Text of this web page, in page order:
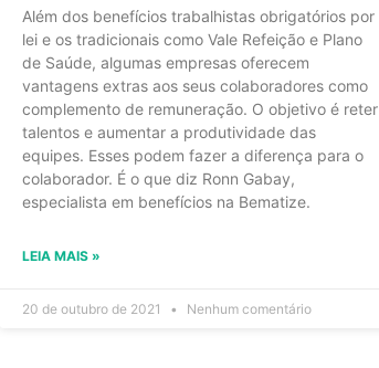
Além dos benefícios trabalhistas obrigatórios por
lei e os tradicionais como Vale Refeição e Plano
de Saúde, algumas empresas oferecem
vantagens extras aos seus colaboradores como
complemento de remuneração. O objetivo é reter
talentos e aumentar a produtividade das
equipes. Esses podem fazer a diferença para o
colaborador. É o que diz Ronn Gabay,
especialista em benefícios na Bematize.
LEIA MAIS »
20 de outubro de 2021 Nenhum comentário